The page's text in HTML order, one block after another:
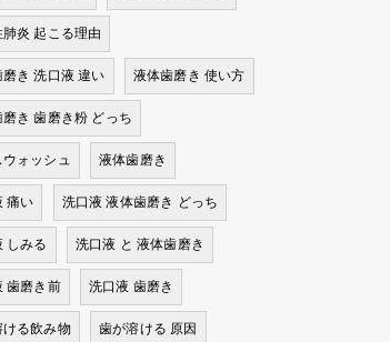
炎 起こる理由
き 洗口液 違い 液体歯磨き 使い方
き 歯磨き粉 どっち
ウォッシュ 液体歯磨き
痛い 洗口液 液体歯磨き どっち
しみる 洗口液 と 液体歯磨き
歯磨き前 洗口液 歯磨き
る飲み物 歯が溶ける 原因